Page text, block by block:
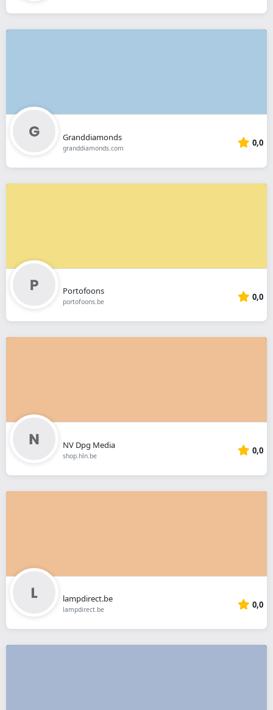
Granddiamonds
granddiamonds.com 0,0
Portofoons
portofoons.be 0,0
NV Dpg Media
shop.hln.be 0,0
lampdirect.be
lampdirect.be 0,0